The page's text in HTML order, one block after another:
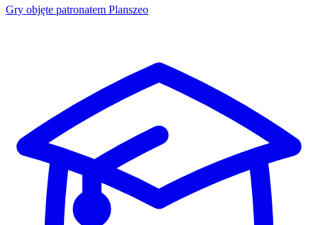
Gry objęte patronatem Planszeo